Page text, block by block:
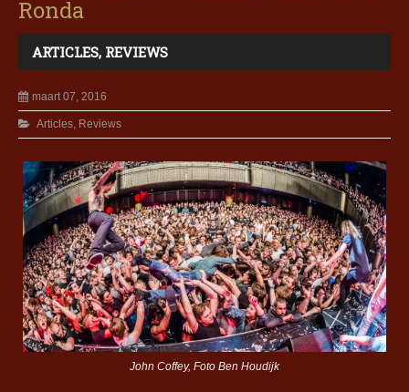
Ronda
ARTICLES, REVIEWS
maart 07, 2016
Articles, Reviews
John Coffey, Foto Ben Houdijk